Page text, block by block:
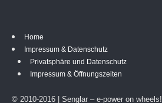
Home
Impressum & Datenschutz
Privatsphäre und Datenschutz
Impressum & Öffnungszeiten
© 2010-2016 | Senglar – e-power on wheels!